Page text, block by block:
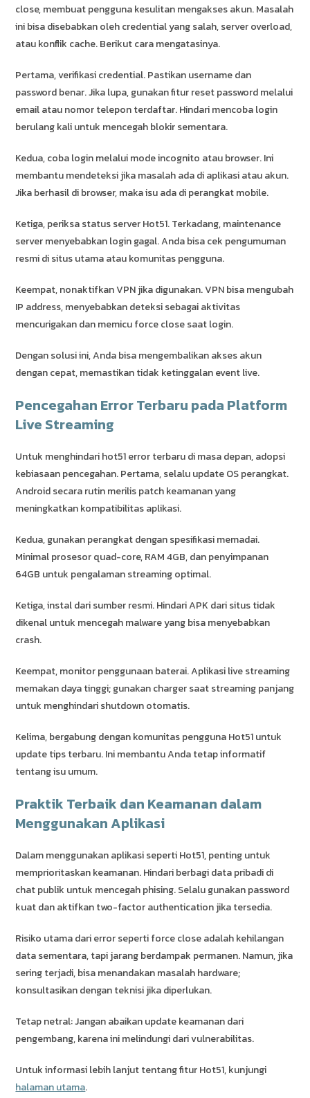
close, membuat pengguna kesulitan mengakses akun. Masalah
ini bisa disebabkan oleh credential yang salah, server overload,
atau konflik cache. Berikut cara mengatasinya.
Pertama, verifikasi credential. Pastikan username dan
password benar. Jika lupa, gunakan fitur reset password melalui
email atau nomor telepon terdaftar. Hindari mencoba login
berulang kali untuk mencegah blokir sementara.
Kedua, coba login melalui mode incognito atau browser. Ini
membantu mendeteksi jika masalah ada di aplikasi atau akun.
Jika berhasil di browser, maka isu ada di perangkat mobile.
Ketiga, periksa status server Hot51. Terkadang, maintenance
server menyebabkan login gagal. Anda bisa cek pengumuman
resmi di situs utama atau komunitas pengguna.
Keempat, nonaktifkan VPN jika digunakan. VPN bisa mengubah
IP address, menyebabkan deteksi sebagai aktivitas
mencurigakan dan memicu force close saat login.
Dengan solusi ini, Anda bisa mengembalikan akses akun
dengan cepat, memastikan tidak ketinggalan event live.
Pencegahan Error Terbaru pada Platform
Live Streaming
Untuk menghindari hot51 error terbaru di masa depan, adopsi
kebiasaan pencegahan. Pertama, selalu update OS perangkat.
Android secara rutin merilis patch keamanan yang
meningkatkan kompatibilitas aplikasi.
Kedua, gunakan perangkat dengan spesifikasi memadai.
Minimal prosesor quad-core, RAM 4GB, dan penyimpanan
64GB untuk pengalaman streaming optimal.
Ketiga, instal dari sumber resmi. Hindari APK dari situs tidak
dikenal untuk mencegah malware yang bisa menyebabkan
crash.
Keempat, monitor penggunaan baterai. Aplikasi live streaming
memakan daya tinggi; gunakan charger saat streaming panjang
untuk menghindari shutdown otomatis.
Kelima, bergabung dengan komunitas pengguna Hot51 untuk
update tips terbaru. Ini membantu Anda tetap informatif
tentang isu umum.
Praktik Terbaik dan Keamanan dalam
Menggunakan Aplikasi
Dalam menggunakan aplikasi seperti Hot51, penting untuk
memprioritaskan keamanan. Hindari berbagi data pribadi di
chat publik untuk mencegah phising. Selalu gunakan password
kuat dan aktifkan two-factor authentication jika tersedia.
Risiko utama dari error seperti force close adalah kehilangan
data sementara, tapi jarang berdampak permanen. Namun, jika
sering terjadi, bisa menandakan masalah hardware;
konsultasikan dengan teknisi jika diperlukan.
Tetap netral: Jangan abaikan update keamanan dari
pengembang, karena ini melindungi dari vulnerabilitas.
Untuk informasi lebih lanjut tentang fitur Hot51, kunjungi
halaman utama.